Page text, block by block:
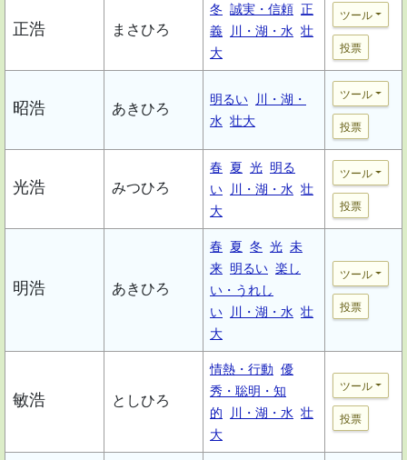
正浩 まさひろ
冬 誠実・信頼 正
義
川・湖・水 壮
大
ツール
投票
昭浩 あきひろ
明るい
川・湖・
水 壮大
ツール
投票
光浩 みつひろ
春 夏 光 明る
い
川・湖・水 壮
大
ツール
投票
明浩 あきひろ
春 夏 冬 光 未
来 明るい 楽し
い・うれし
い
川・湖・水 壮
大
ツール
投票
敏浩 としひろ
情熱・行動 優
秀・聡明・知
的
川・湖・水 壮
大
ツール
投票